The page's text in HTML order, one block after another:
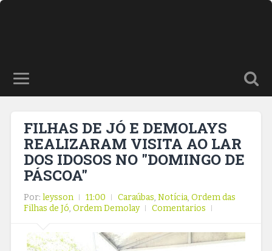
FILHAS DE JÓ E DEMOLAYS
REALIZARAM VISITA AO LAR
DOS IDOSOS NO "DOMINGO DE
PÁSCOA"
Por: leysson 11:00 Caraúbas, Notícia, Ordem das
Filhas de Jó, Ordem Demolay Comentarios